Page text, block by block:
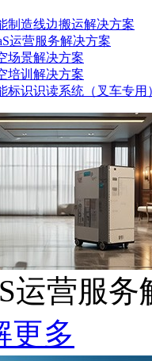
制造线边搬运解决方案
运营服务解决方案
场景解决方案
培训解决方案
标识识读系统（叉车专用
运营服
更多